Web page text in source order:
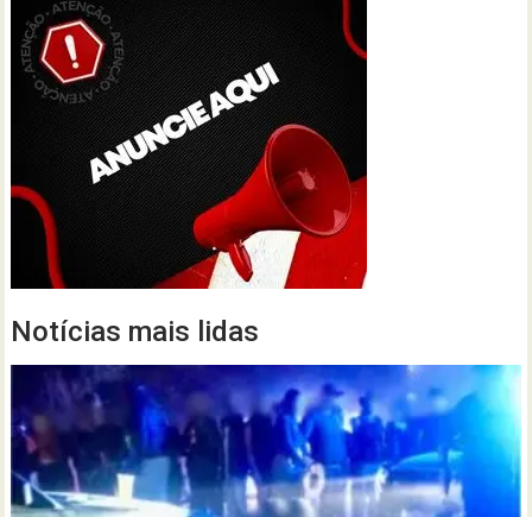
Notícias mais lidas